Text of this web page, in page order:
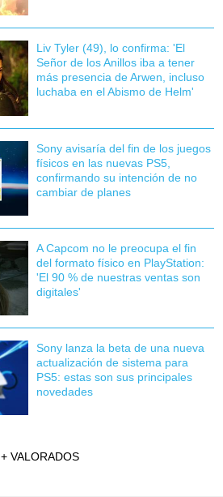
Liv Tyler (49), lo confirma: 'El
Señor de los Anillos iba a tener
más presencia de Arwen, incluso
luchaba en el Abismo de Helm'
Sony avisaría del fin de los juegos
físicos en las nuevas PS5,
confirmando su intención de no
cambiar de planes
A Capcom no le preocupa el fin
del formato físico en PlayStation:
'El 90 % de nuestras ventas son
digitales'
Sony lanza la beta de una nueva
actualización de sistema para
PS5: estas son sus principales
novedades
+ VALORADOS